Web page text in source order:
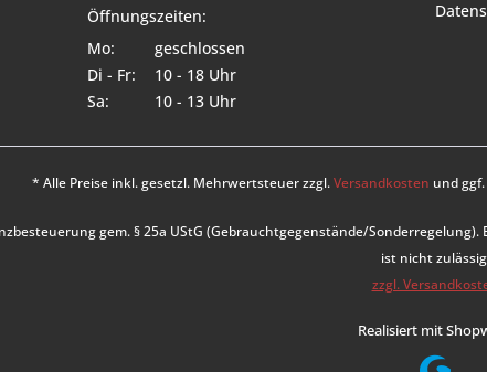
Öffnungszeiten:
Mo:
geschlossen
Di - Fr:
10 - 18 Uhr
Sa:
10 - 13 Uhr
* Alle Preise inkl. gesetzl. Mehrwertsteuer zzgl.Versandkosten und
gem. § 25a UStG (Gebrauchtgegenstände/
ist nicht
zzgl.
Realisiert mit